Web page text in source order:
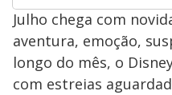
Julho chega com
aventura, emoção,
longo do mês, o
com estreias